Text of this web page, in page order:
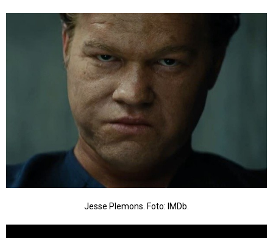
Jesse Plemons. Foto: IMDb.